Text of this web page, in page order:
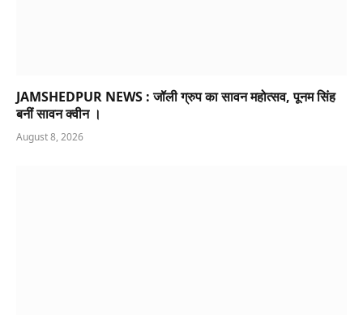
JAMSHEDPUR NEWS : जॉली ग्रुप का सावन महोत्सव, पूनम सिंह
बनीं सावन क्वीन ।
August 8, 2026